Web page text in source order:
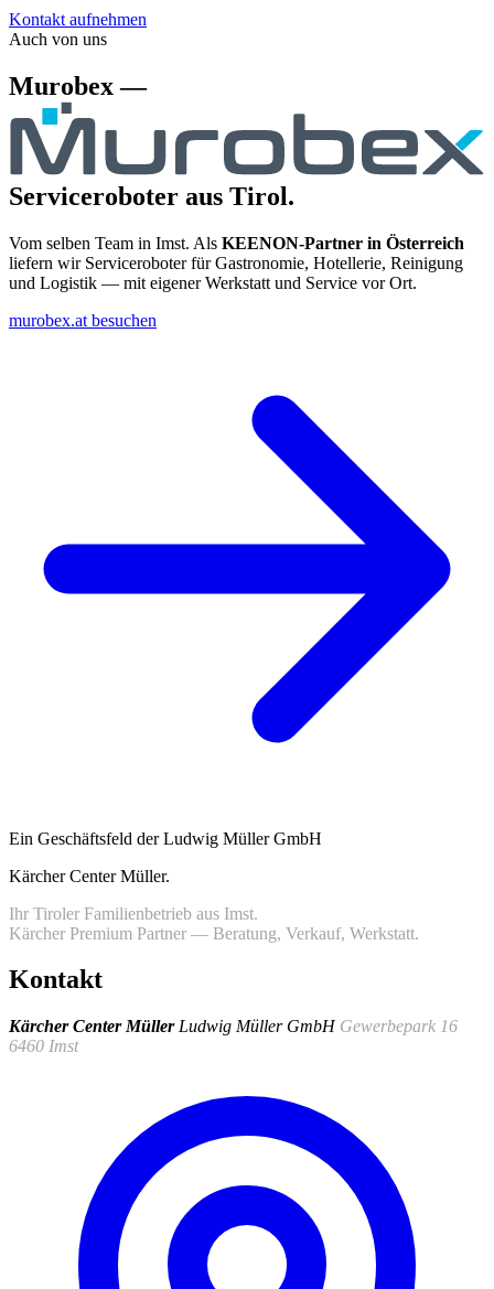
Kontakt aufnehmen
Auch von uns
Murobex —
Serviceroboter aus Tirol.
Vom selben Team in Imst. Als KEENON-Partner in Österreich
liefern wir Serviceroboter für Gastronomie, Hotellerie, Reinigung
und Logistik — mit eigener Werkstatt und Service vor Ort.
murobex.at besuchen
Ein Geschäftsfeld der Ludwig Müller GmbH
Kärcher Center Müller.
Ihr Tiroler Familienbetrieb aus Imst.
Kärcher Premium Partner — Beratung, Verkauf, Werkstatt.
Kontakt
Kärcher Center Müller Ludwig Müller GmbH Gewerbepark 16
6460 Imst